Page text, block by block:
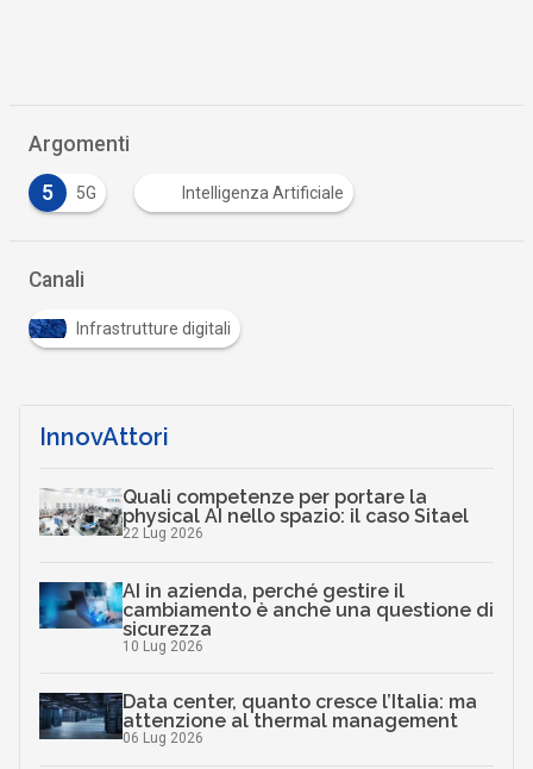
Argomenti
5 5G Intelligenza Artificiale
Canali
Infrastrutture digitali
InnovAttori
Quali competenze per portare la
physical AI nello spazio: il caso Sitael
22 Lug 2026
AI in azienda, perché gestire il
cambiamento è anche una questione di
sicurezza
10 Lug 2026
Data center, quanto cresce l’Italia: ma
attenzione al thermal management
06 Lug 2026